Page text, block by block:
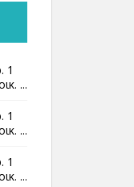
1
...
1
...
1
...